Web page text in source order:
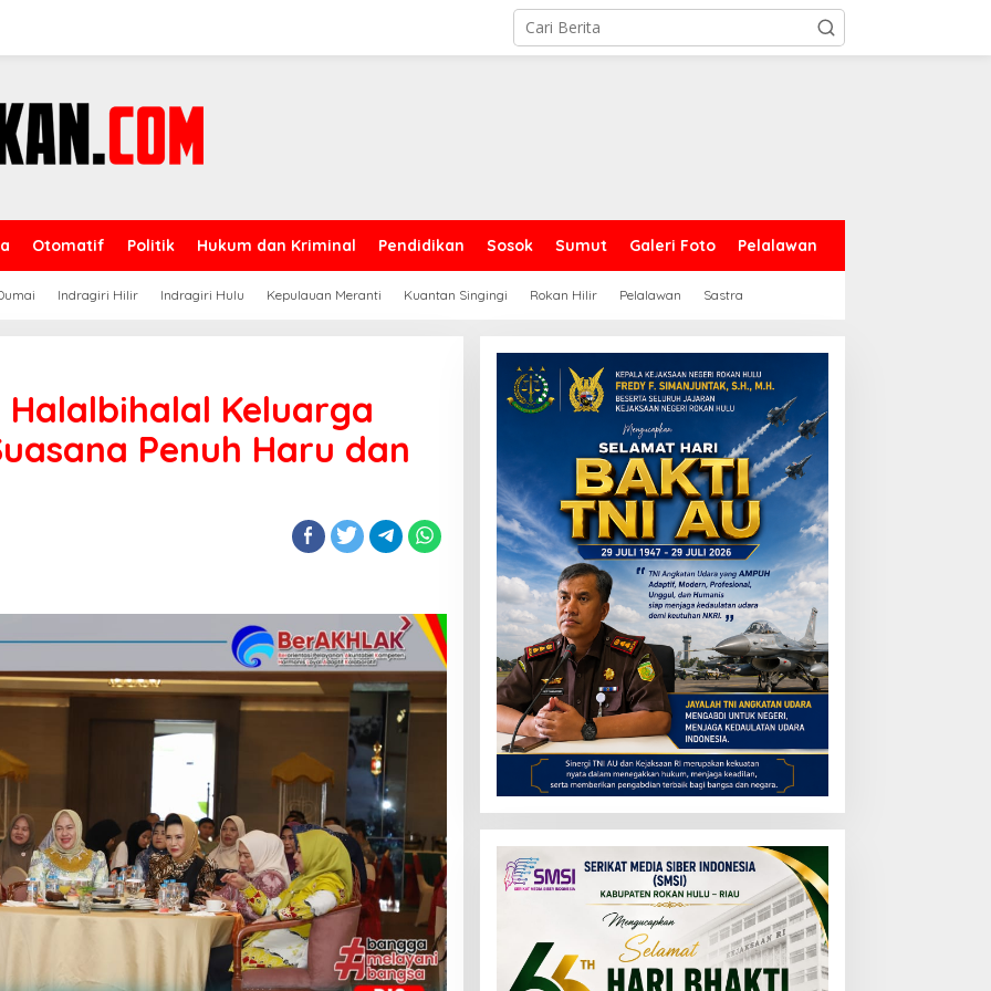
Otomatif Politik Hukum dan Kriminal Pendidikan Sosok Sumut Galeri Foto Pelalawan
Indragiri Hilir Indragiri Hulu Kepulauan Meranti Kuantan Singingi Rokan Hilir Pelalawan Sastra
Keluarga
Penuh Haru dan